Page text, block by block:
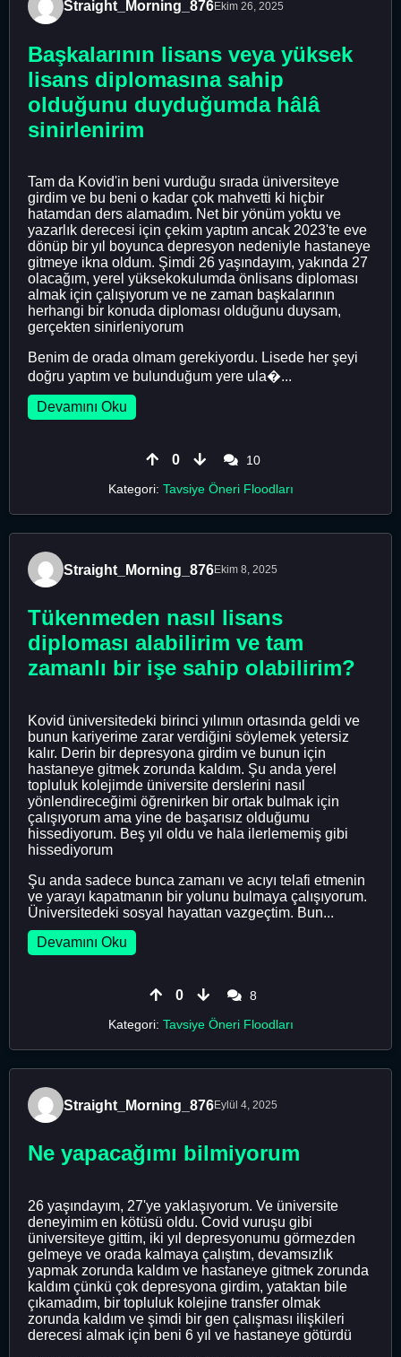
Straight_Morning_876Ekim 26, 2025
Başkalarının lisans veya yüksek
lisans diplomasına sahip
olduğunu duyduğumda hâlâ
sinirlenirim
Tam da Kovid'in beni vurduğu sırada üniversiteye
girdim ve bu beni o kadar çok mahvetti ki hiçbir
hatamdan ders alamadım. Net bir yönüm yoktu ve
yazarlık derecesi için çekim yaptım ancak 2023'te eve
dönüp bir yıl boyunca depresyon nedeniyle hastaneye
gitmeye ikna oldum. Şimdi 26 yaşındayım, yakında 27
olacağım, yerel yüksekokulumda önlisans diploması
almak için çalışıyorum ve ne zaman başkalarının
herhangi bir konuda diploması olduğunu duysam,
gerçekten sinirleniyorum
Benim de orada olmam gerekiyordu. Lisede her şeyi
doğru yaptım ve bulunduğum yere ula�...
Devamını Oku
0
10
Kategori: Tavsiye Öneri Floodları
Straight_Morning_876Ekim 8, 2025
Tükenmeden nasıl lisans
diploması alabilirim ve tam
zamanlı bir işe sahip olabilirim?
Kovid üniversitedeki birinci yılımın ortasında geldi ve
bunun kariyerime zarar verdiğini söylemek yetersiz
kalır. Derin bir depresyona girdim ve bunun için
hastaneye gitmek zorunda kaldım. Şu anda yerel
topluluk kolejimde üniversite derslerini nasıl
yönlendireceğimi öğrenirken bir ortak bulmak için
çalışıyorum ama yine de başarısız olduğumu
hissediyorum. Beş yıl oldu ve hala ilerlememiş gibi
hissediyorum
Şu anda sadece bunca zamanı ve acıyı telafi etmenin
ve yarayı kapatmanın bir yolunu bulmaya çalışıyorum.
Üniversitedeki sosyal hayattan vazgeçtim. Bun...
Devamını Oku
0
8
Kategori: Tavsiye Öneri Floodları
Straight_Morning_876Eylül 4, 2025
Ne yapacağımı bilmiyorum
26 yaşındayım, 27'ye yaklaşıyorum. Ve üniversite
deneyimim en kötüsü oldu. Covid vuruşu gibi
üniversiteye gittim, iki yıl depresyonumu görmezden
gelmeye ve orada kalmaya çalıştım, devamsızlık
yapmak zorunda kaldım ve hastaneye gitmek zorunda
kaldım çünkü çok depresyona girdim, yataktan bile
çıkamadım, bir topluluk kolejine transfer olmak
zorunda kaldım ve şimdi bir gen çalışması ilişkileri
derecesi almak için beni 6 yıl ve hastaneye götürdü